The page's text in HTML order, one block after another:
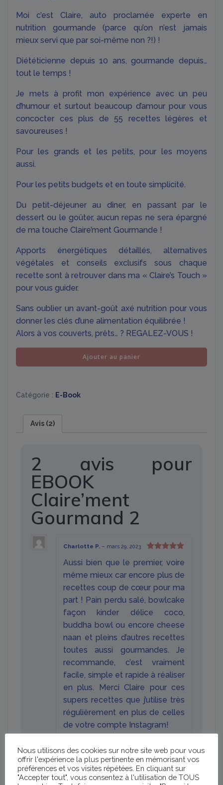
Moi c’est Claire, auto proclamée experte en
nutrition gourmande (parce qu’on n’est jamais
mieux servi que par soi-même non ?!) !
Diététicienne depuis 10 ans, gourmande depuis…
tout le temps !
Je mets à profit mon expérience avec un peu
d’humour et surtout beaucoup d’amour pour vous
concocter ces plus de 55 recettes légères et
savoureuses !
Pour les grands et les petits, pour les moyens
aussi.
Pour les petits budgets et en toute simplicité.
Du petit-déjeuner au dîner, en passant par le
dessert ou le goûter, aucun repas ne sera épargné
de ma touche Claire’ment Gourmande !
Apports énergétiques détaillés, alternatives
végétales et conseils exclusifs sous chaque
recette sont à retrouver dans ma « Claire’s Touch »
pour vous guider.
Sans oublier un avant-goût axé nutrition pour vous
donner les clés d’une alimentation équilibrée !
Alors à vos couverts, prêts… ? REGALEZ-VOUS !
de
Gourmand
Ajouter au panier
Catégorie : E-Book
Avis (2)
2 avis pour
EBOOK
Claire’ment
Gourmand 2
5
Charlotte P. – mars 29, 2023
Aussi bien que le premier, voire
même mieux car encore plus de
recettes coup de cœur pour ma
part ! Pain perdu salé, bowlcake
façon kinder délice coco,
buddha bowl ou encore cheese
naan et pleins d’autres recettes
toutes aussi gourmandes. Je
recommande, c’est vraiment
facile, simple et rapide à réaliser
en plus. Merci Claire pour ces
supers recettes que j’utilise très
régulièrement en plus de celles
de votre compte Instagram!
claireinstadiet (client confirmé) –
mars 29, 2023
Nous utilisons des cookies sur notre site web pour vous
offrir l'expérience la plus pertinente en mémorisant vos
préférences et vos visites répétées. En cliquant sur
"Accepter tout", vous consentez à l'utilisation de TOUS